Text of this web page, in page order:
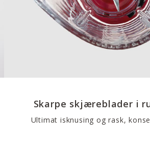
Skarpe skjæreblader i
Ultimat isknusing og rask,